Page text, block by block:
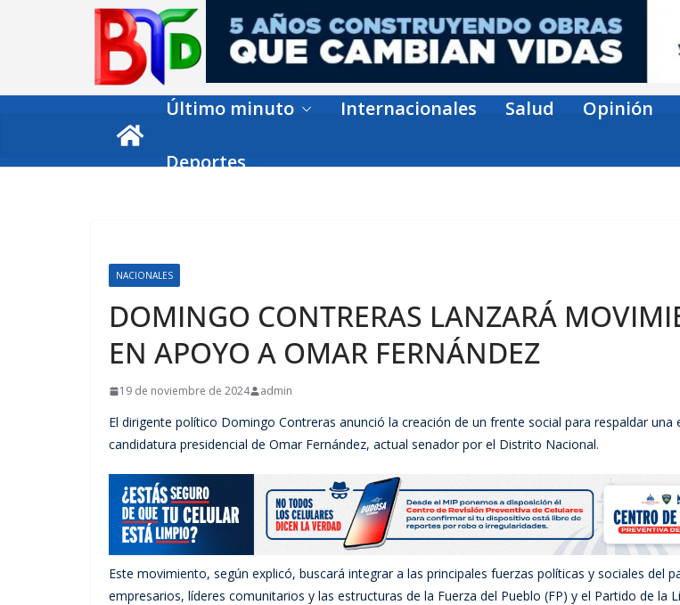
Último minuto Internacionales Salud Opinión
Deportes
NACIONALES
DOMINGO CONTRERAS LANZARÁ
EN APOYO A OMAR FERNÁNDEZ
19 de noviembre de 2024 admin
El dirigente político Domingo Contreras anunció la creación de un frente social para respaldar una
candidatura presidencial de Omar Fernández, actual senador por el Distrito Nacional.
Este movimiento, según explicó, buscará integrar a las principales fuerzas políticas y sociales del
empresarios, líderes comunitarios y las estructuras de la Fuerza del Pueblo (FP) y el Partido de la